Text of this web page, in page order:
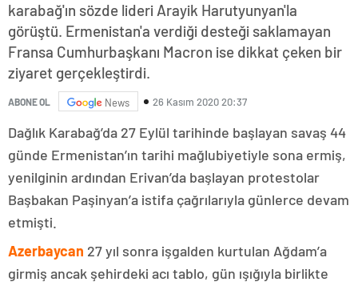
karabağ'ın sözde lideri Arayik Harutyunyan'la
görüştü. Ermenistan'a verdiği desteği saklamayan
Fransa Cumhurbaşkanı Macron ise dikkat çeken bir
ziyaret gerçekleştirdi.
ABONE OL News 26 Kasım 2020 20:37
Dağlık Karabağ’da 27 Eylül tarihinde başlayan savaş 44
günde Ermenistan’ın tarihi mağlubiyetiyle sona ermiş,
yenilginin ardından Erivan’da başlayan protestolar
Başbakan Paşinyan’a istifa çağrılarıyla günlerce devam
etmişti.
Azerbaycan 27 yıl sonra işgalden kurtulan Ağdam’a
girmiş ancak şehirdeki acı tablo, gün ışığıyla birlikte